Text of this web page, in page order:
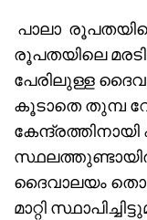
പാലാ
രൂപതയിലെ
പേരിലുള്ള
കൂടാതെ തുമ്പ
ദൈവാലയം
മാറ്റി